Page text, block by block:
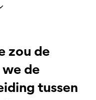
zou de
de
tussen